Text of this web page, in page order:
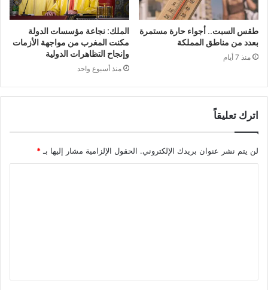
طقس السبت.. أجواء حارة مستمرة
بعدد من مناطق المملكة
منذ 7 أيام
الملك: نجاعة مؤسسات الدولة
مكنت المغرب من مواجهة الأزمات
وإنجاح التظاهرات الدولية
منذ أسبوع واحد
اترك تعليقاً
لن يتم نشر عنوان بريدك الإلكتروني. الحقول الإلزامية مشار إليها بـ*
ق